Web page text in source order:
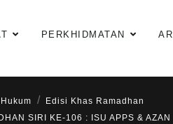
PERKHIDMATAN
Edisi Khas Ramadhan
SIRI KE-106 : ISU APPS &